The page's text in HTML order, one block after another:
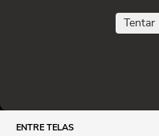
Tentar
ENTRE TELAS